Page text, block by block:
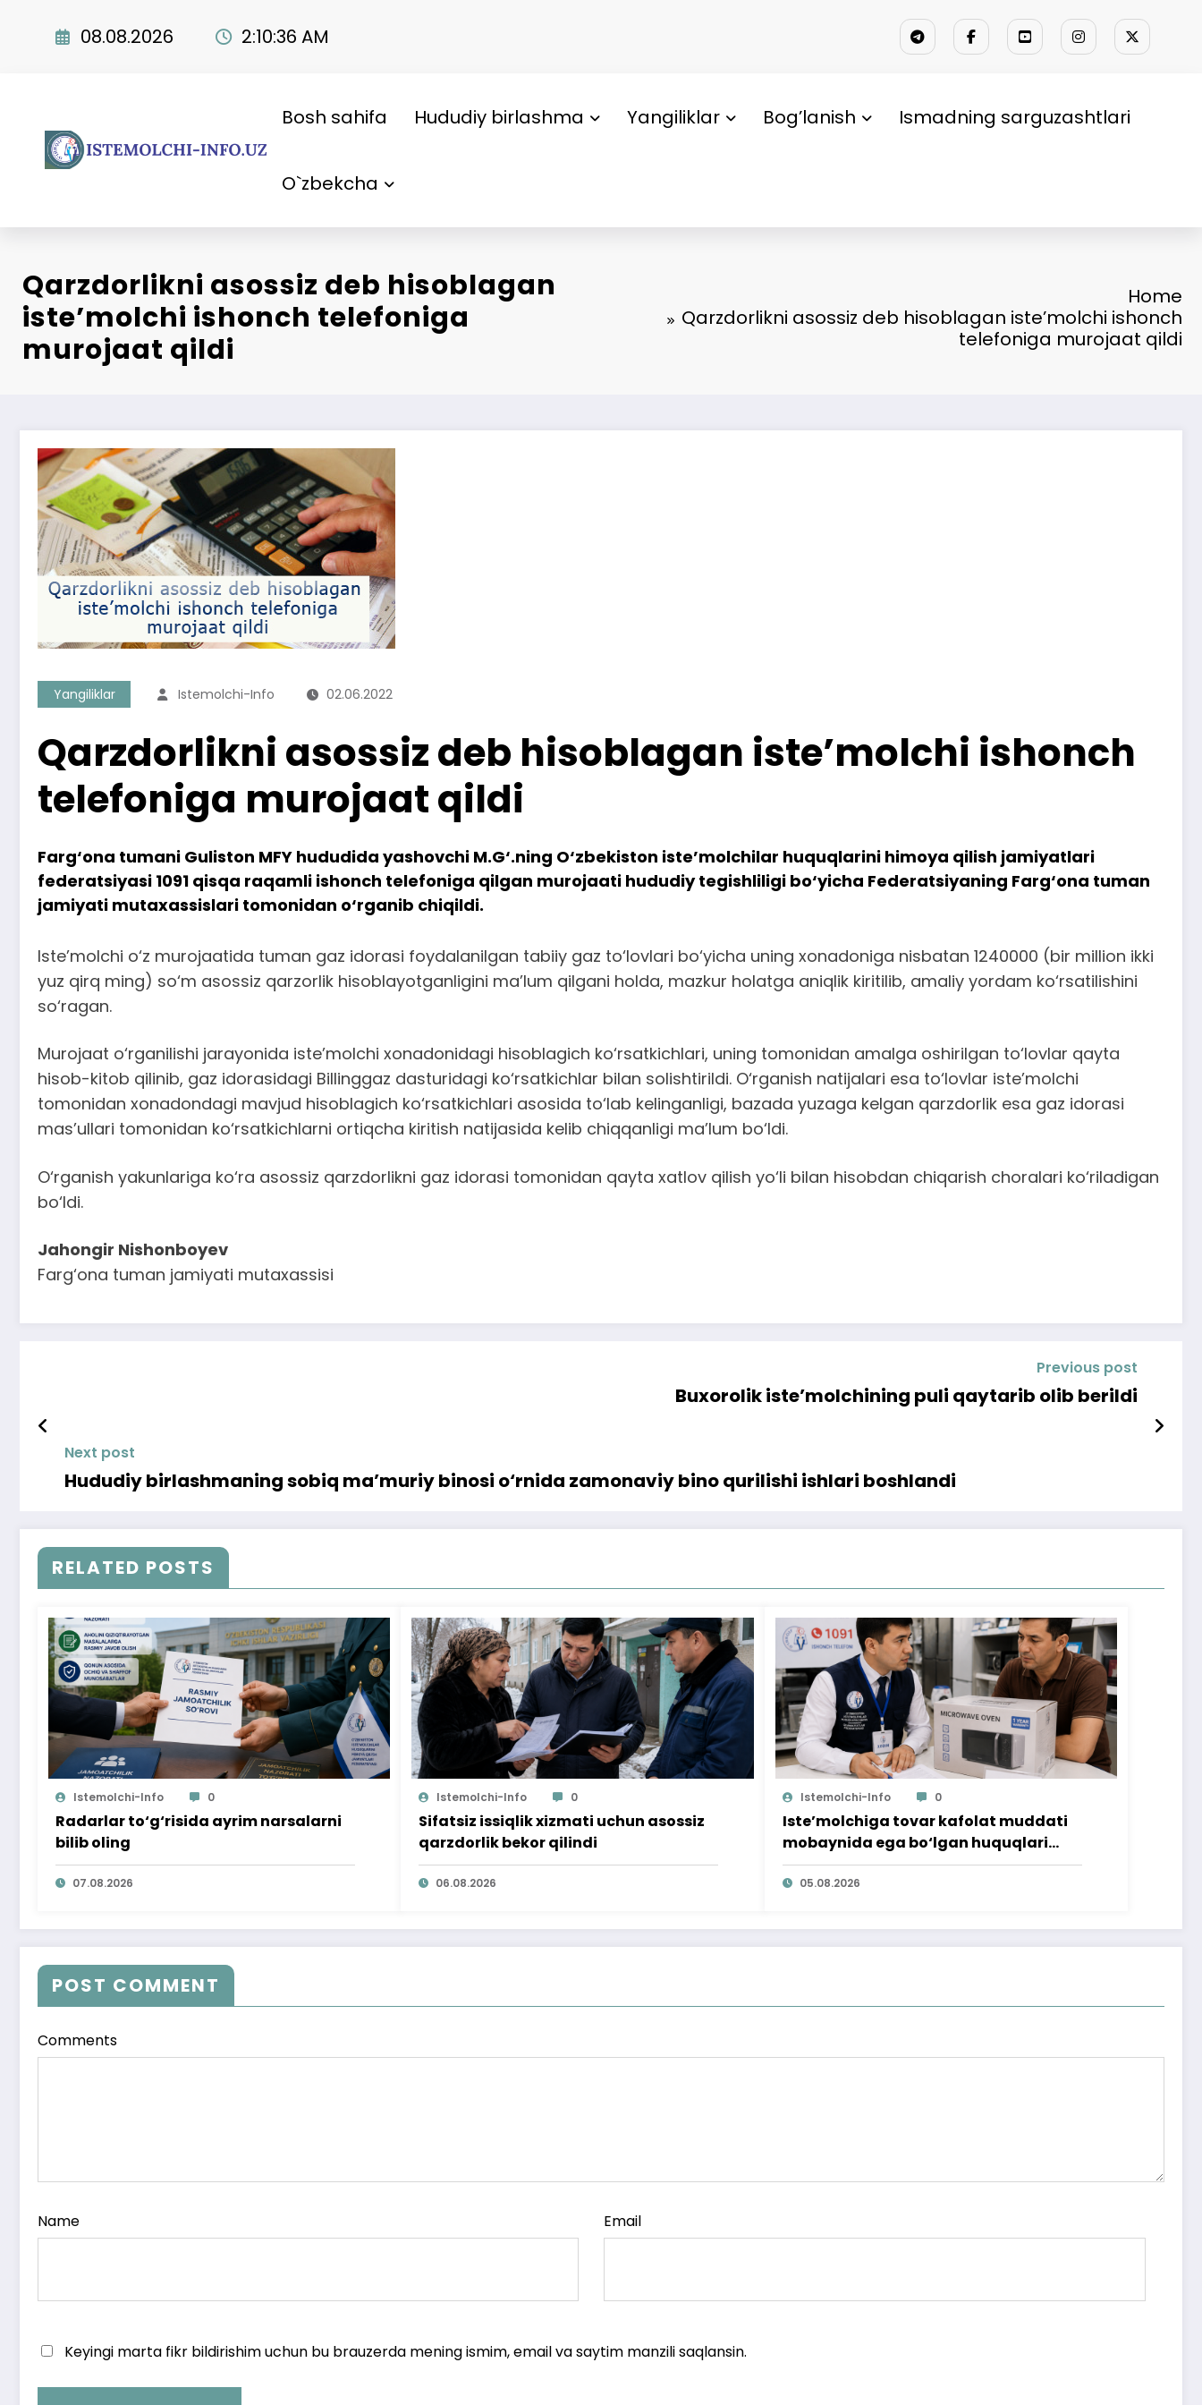
08.08.2026 2:10:37 AM
Bosh sahifa Hududiy birlashma Yangiliklar Bog’lanish Ismadning sarguzashtlari
O`zbekcha
Qarzdorlikni asossiz deb hisoblagan
iste’molchi ishonch telefoniga
murojaat qildi
Home
Qarzdorlikni asossiz deb hisoblagan iste’molchi ishonch
telefoniga murojaat qildi
Yangiliklar Istemolchi-Info 02.06.2022
Qarzdorlikni asossiz deb hisoblagan iste’molchi ishonch
telefoniga murojaat qildi
Farg‘ona tumani Guliston MFY hududida yashovchi M.G‘.ning O‘zbekiston iste’molchilar huquqlarini himoya qilish jamiyatlari
federatsiyasi 1091 qisqa raqamli ishonch telefoniga qilgan murojaati hududiy tegishliligi bo‘yicha Federatsiyaning Farg‘ona tuman
jamiyati mutaxassislari tomonidan o‘rganib chiqildi.
Iste’molchi o‘z murojaatida tuman gaz idorasi foydalanilgan tabiiy gaz to‘lovlari bo‘yicha uning xonadoniga nisbatan 1240000 (bir million ikki
yuz qirq ming) so‘m asossiz qarzorlik hisoblayotganligini ma’lum qilgani holda, mazkur holatga aniqlik kiritilib, amaliy yordam ko‘rsatilishini
so‘ragan.
Murojaat o‘rganilishi jarayonida iste’molchi xonadonidagi hisoblagich ko‘rsatkichlari, uning tomonidan amalga oshirilgan to‘lovlar qayta
hisob-kitob qilinib, gaz idorasidagi Billinggaz dasturidagi ko‘rsatkichlar bilan solishtirildi. O‘rganish natijalari esa to‘lovlar iste’molchi
tomonidan xonadondagi mavjud hisoblagich ko‘rsatkichlari asosida to‘lab kelinganligi, bazada yuzaga kelgan qarzdorlik esa gaz idorasi
mas’ullari tomonidan ko‘rsatkichlarni ortiqcha kiritish natijasida kelib chiqqanligi ma’lum bo‘ldi.
O‘rganish yakunlariga ko‘ra asossiz qarzdorlikni gaz idorasi tomonidan qayta xatlov qilish yo‘li bilan hisobdan chiqarish choralari ko‘riladigan
bo‘ldi.
Jahongir Nishonboyev
Farg‘ona tuman jamiyati mutaxassisi
Previous post
Buxorolik iste’molchining puli qaytarib olib berildi
Next post
Hududiy birlashmaning sobiq ma’muriy binosi o‘rnida zamonaviy bino qurilishi ishlari boshlandi
RELATED POSTS
Istemolchi-Info 0
Radarlar to‘g‘risida ayrim narsalarni
bilib oling
07.08.2026
Istemolchi-Info 0
Sifatsiz issiqlik xizmati uchun asossiz
qarzdorlik bekor qilindi
06.08.2026
Istemolchi-Info 0
Iste’molchiga tovar kafolat muddati
mobaynida ega bo‘lgan huquqlari
ta’minlab berildi
05.08.2026
POST COMMENT
Comments
Name Email
Keyingi marta fikr bildirishim uchun bu brauzerda mening ismim, email va saytim manzili saqlansin.